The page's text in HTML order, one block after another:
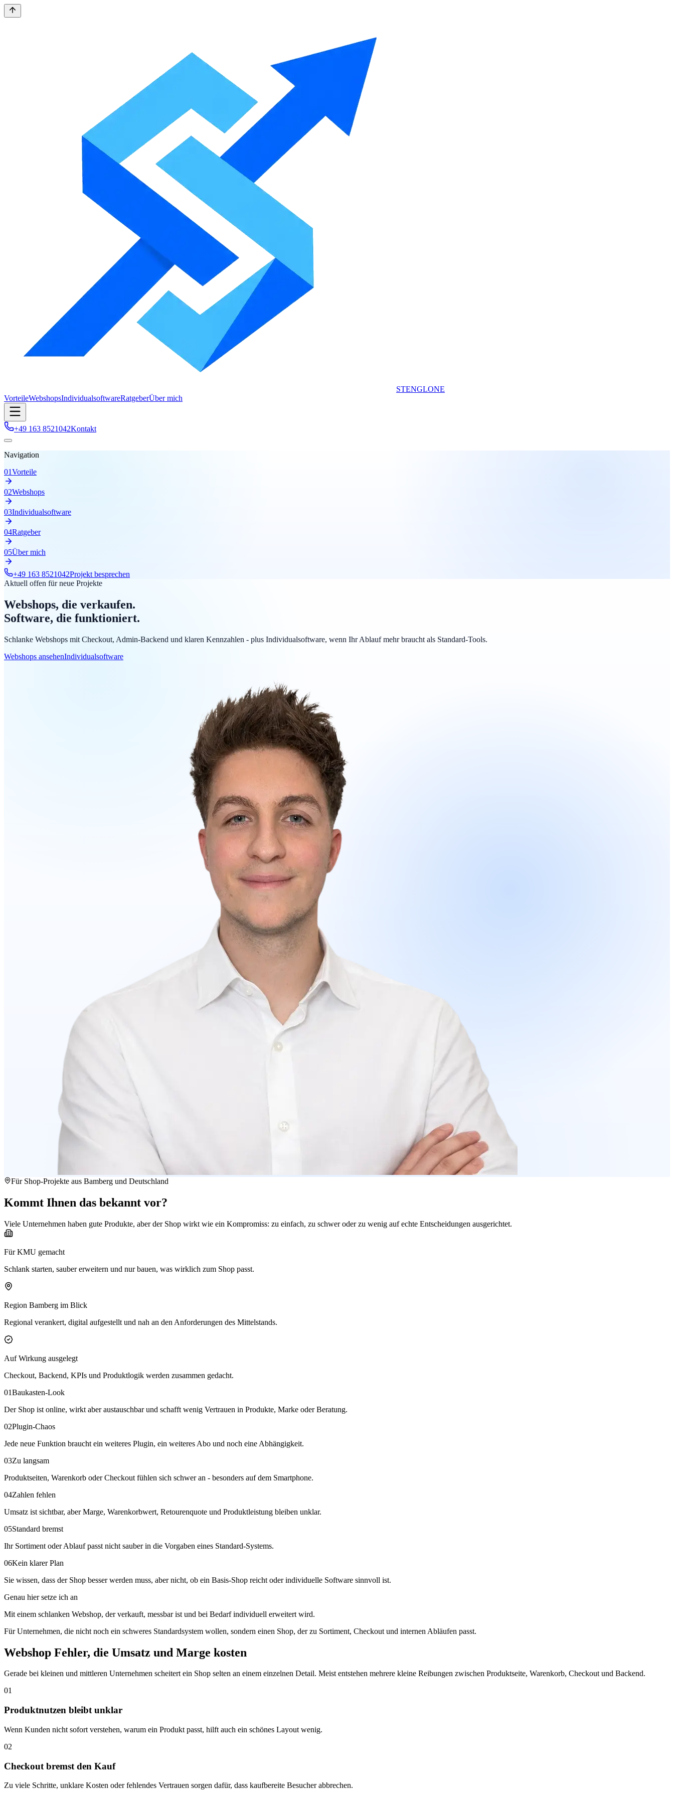
STENGLONE
VorteileWebshopsIndividualsoftwareRatgeberÜber mich
+49 163 8521042Kontakt
Navigation
01Vorteile
02Webshops
03Individualsoftware
04Ratgeber
05Über mich
+49 163 8521042Projekt besprechen
Aktuell offen für neue Projekte
Webshops, die verkaufen.
Software, die funktioniert.
Schlanke Webshops mit Checkout, Admin-Backend und klaren Kennzahlen - plus Individualsoftware, wenn Ihr Ablauf mehr braucht als Standard-Tools.
Webshops ansehenIndividualsoftware
Für Shop-Projekte aus Bamberg und Deutschland
Kommt Ihnen das bekannt vor?
Viele Unternehmen haben gute Produkte, aber der Shop wirkt wie ein Kompromiss: zu einfach, zu schwer oder zu wenig auf echte Entscheidungen ausgerichtet.
Für KMU gemacht
Schlank starten, sauber erweitern und nur bauen, was wirklich zum Shop passt.
Region Bamberg im Blick
Regional verankert, digital aufgestellt und nah an den Anforderungen des Mittelstands.
Auf Wirkung ausgelegt
Checkout, Backend, KPIs und Produktlogik werden zusammen gedacht.
01Baukasten-Look
Der Shop ist online, wirkt aber austauschbar und schafft wenig Vertrauen in Produkte, Marke oder Beratung.
02Plugin-Chaos
Jede neue Funktion braucht ein weiteres Plugin, ein weiteres Abo und noch eine Abhängigkeit.
03Zu langsam
Produktseiten, Warenkorb oder Checkout fühlen sich schwer an - besonders auf dem Smartphone.
04Zahlen fehlen
Umsatz ist sichtbar, aber Marge, Warenkorbwert, Retourenquote und Produktleistung bleiben unklar.
05Standard bremst
Ihr Sortiment oder Ablauf passt nicht sauber in die Vorgaben eines Standard-Systems.
06Kein klarer Plan
Sie wissen, dass der Shop besser werden muss, aber nicht, ob ein Basis-Shop reicht oder individuelle Software sinnvoll ist.
Genau hier setze ich an
Mit einem schlanken Webshop, der verkauft, messbar ist und bei Bedarf individuell erweitert wird.
Für Unternehmen, die nicht noch ein schweres Standardsystem wollen, sondern einen Shop, der zu Sortiment, Checkout und internen Abläufen passt.
Webshop Fehler, die Umsatz und Marge kosten
Gerade bei kleinen und mittleren Unternehmen scheitert ein Shop selten an einem einzelnen Detail. Meist entstehen mehrere kleine Reibungen zwischen Produktseite, Warenkorb, Checkout und Backend.
01
Produktnutzen bleibt unklar
Wenn Kunden nicht sofort verstehen, warum ein Produkt passt, hilft auch ein schönes Layout wenig.
02
Checkout bremst den Kauf
Zu viele Schritte, unklare Kosten oder fehlendes Vertrauen sorgen dafür, dass kaufbereite Besucher abbrechen.